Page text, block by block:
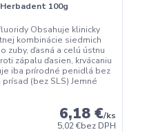
100g
Obsahuje klinicky
kombinácie siedmich
zuby, ďasná a celú ústnu
zápalu ďasien, krvácaniu
iba prírodné penidlá bez
(bez SLS) Jemné
6,18 €/ks
5,02 €bez DPH